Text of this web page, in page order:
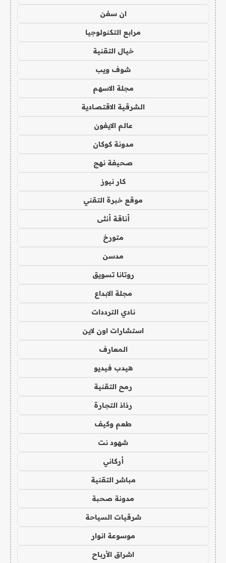
ان سفن
مرابع التكنولوجيا
خيال التقنية
شوف ويب
مجلة الاسهم
الشرقية الاقتصادية
عالم الايفون
مدونة كوكان
صحيفة نهج
كار نيوز
موقع خبرة التقني
أناقة أنثى
متورخ
مدسن
روتانا تسويق
مجلة الابداع
نادي الترددات
استشارات اون لاين
المعارف
هيدب فيديو
رمح التقنية
رذاذ التجارة
طعم وكيف
شهود نت
أركاني
مباشر التقنية
مدونة صحبة
شرقيات السياحة
موسوعة انوار
اشراق الأرباح